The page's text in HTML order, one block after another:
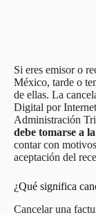
Si eres emisor o
México, tarde o
de ellas. La
Digital por
Administración
debe tomarse a
contar con
aceptación del
¿Qué significa
Cancelar una